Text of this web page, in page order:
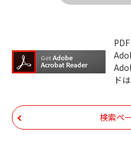
機器のコントロール
びその他すべてのダ
いての著作権を含む
帰属します。ダウン
個人で使用される以
ド
検索ペ